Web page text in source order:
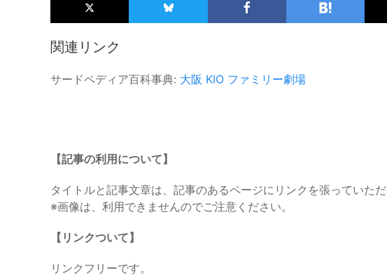
関連リンク
サードペディア百科事典: 大阪 KIO ファミリー劇場
【記事の利用について】
タイトルと記事文章は、記事のあるページにリンクを張っていた
※画像は、利用できませんのでご注意ください。
【リンクついて】
リンクフリーです。